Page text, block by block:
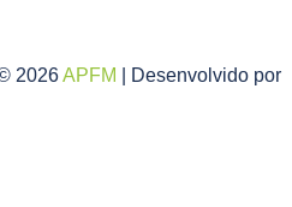
2026APFM
| Desenvolvido por